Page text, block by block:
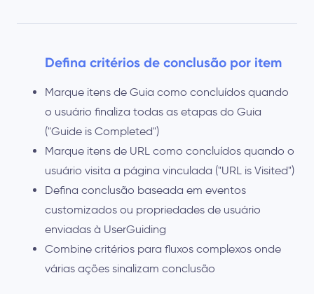
Defina critérios de conclusão por item
Marque itens de Guia como concluídos quando
o usuário finaliza todas as etapas do Guia
("Guide is Completed")
Marque itens de URL como concluídos quando o
usuário visita a página vinculada ("URL is Visited")
Defina conclusão baseada em eventos
customizados ou propriedades de usuário
enviadas à UserGuiding
Combine critérios para fluxos complexos onde
várias ações sinalizam conclusão